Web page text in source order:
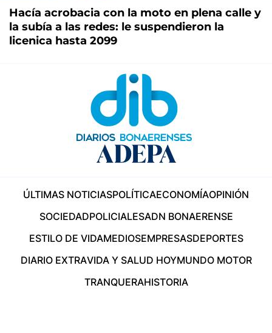
Hacía acrobacia con la moto en plena calle y
la subía a las redes: le suspendieron la
licenica hasta 2099
ÚLTIMAS NOTICIASPOLÍTICAECONOMÍAOPINIÓN
SOCIEDADPOLICIALESADN BONAERENSE
ESTILO DE VIDAMEDIOSEMPRESASDEPORTES
DIARIO EXTRAVIDA Y SALUD HOYMUNDO MOTOR
TRANQUERAHISTORIA